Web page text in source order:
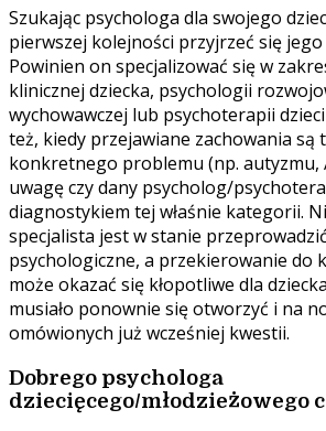
Szukając psychologa dla swojego
pierwszej kolejności przyjrzeć się jego
Powinien on specjalizować się w
klinicznej dziecka, psychologii
wychowawczej lub psychoterapii
też, kiedy przejawiane zachowania są
konkretnego problemu (np. autyzmu,
uwagę czy dany psycholog/
diagnostykiem tej właśnie kategorii.
specjalista jest w stanie
psychologiczne, a przekierowanie do
może okazać się kłopotliwe dla
musiało ponownie się otworzyć i na
omówionych już wcześniej kwestii.
Dobrego psychologa
dziecięcego/młodzieżowego